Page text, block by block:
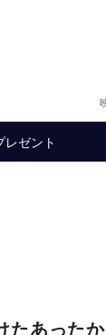
レゼント
たあっ